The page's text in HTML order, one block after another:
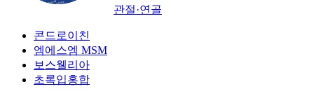
관절·연골
콘드로이친
엠에스엠 MSM
보스웰리아
초록입홍합